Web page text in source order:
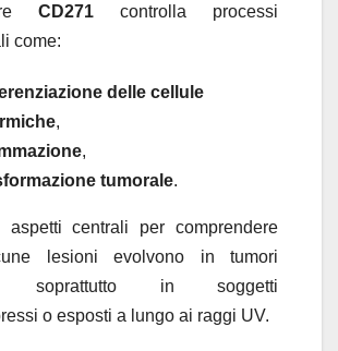
CD271 controlla processi
come:
delle cellule
,
,
tumorale.
centrali per comprendere
lesioni evolvono in tumori
soprattutto in soggetti
o esposti a lungo ai raggi UV.